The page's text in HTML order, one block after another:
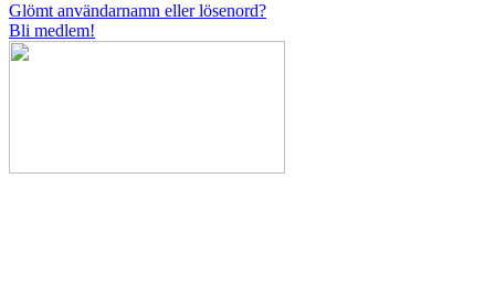
Glömt användarnamn eller lösenord?
Bli medlem!